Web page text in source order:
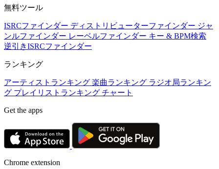
無料ツール
ISRCファインダー ディストリビューターファインダー ジャ
ンルファインダー レーベルファインダー キー & BPM検索
逆引きISRCファインダー
ランキング
アーティストランキング 楽曲ランキング ラジオ局ランキン
グ プレイリストランキング チャート
Get the apps
Chrome extension